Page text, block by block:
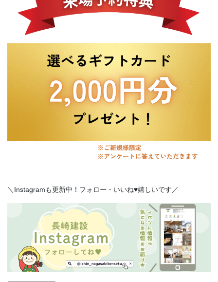
＼Instagramも更新中！フォロー・いいね♥嬉しいです／